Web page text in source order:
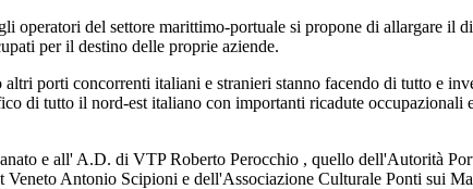
operatori del settore marittimo-portuale si propone di allargare il
per il destino delle proprie aziende.
porti concorrenti italiani e stranieri stanno facendo di tutto e
di tutto il nord-est italiano con importanti ricadute occupazionali
e all' A.D. di VTP Roberto Perocchio , quello dell'Autorità
Antonio Scipioni e dell'Associazione Culturale Ponti sui